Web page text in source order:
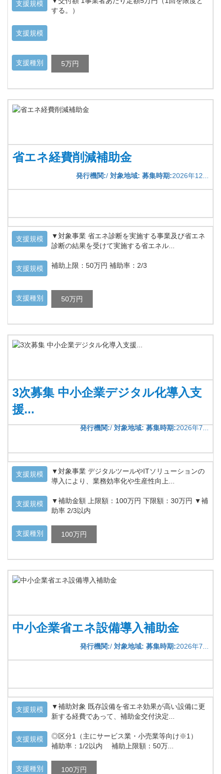
支援規模
する。）
支援規模
支援種別 5万円
省エネ経費削減補助金
発行機関:/ 対象地域: 募集時期:2026年12...
支援規模
▼対象事業 省エネ診断を実施する事業及び省エネ
診断の結果を受けて実施する省エネル...
支援規模 補助上限：50万円 補助率：2/3
支援種別 50万円
3次募集 中小企業デジタル化導入支
援...
発行機関:/対象地域: 募集時期:2026年7...
支援規模
▼対象事業 デジタルツールやITソリューションの
導入により、業務効率化や生産性向上...
支援規模
▼補助金額 上限額：100万円 下限額：30万円 ▼補
助率 2/3以内
支援種別 100万円
中小企業省エネ設備導入補助金
発行機関:/ 対象地域: 募集時期:2026年7...
支援規模
▼補助対象 既存設備を省エネ効果が高い設備に更
新する経費であって、補助金交付決定...
支援規模
◎区分1（主にサービス業・小売業等向け※1）
補助率：1/2以内 補助上限額：50万...
支援種別 100万円